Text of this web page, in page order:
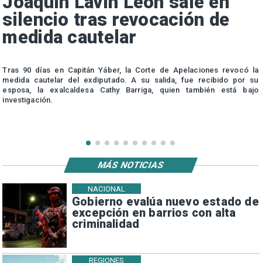
silencio tras revocación de
medida cautelar
Tras 90 días en Capitán Yáber, la Corte de Apelaciones revocó la
medida cautelar del exdiputado. A su salida, fue recibido por su
esposa, la exalcaldesa Cathy Barriga, quien también está bajo
investigación.
Gobierno evalúa nuevo estado de
excepción en barrios con alta
criminalidad
NACIONAL
REGIONES
MÁS NOTICIAS